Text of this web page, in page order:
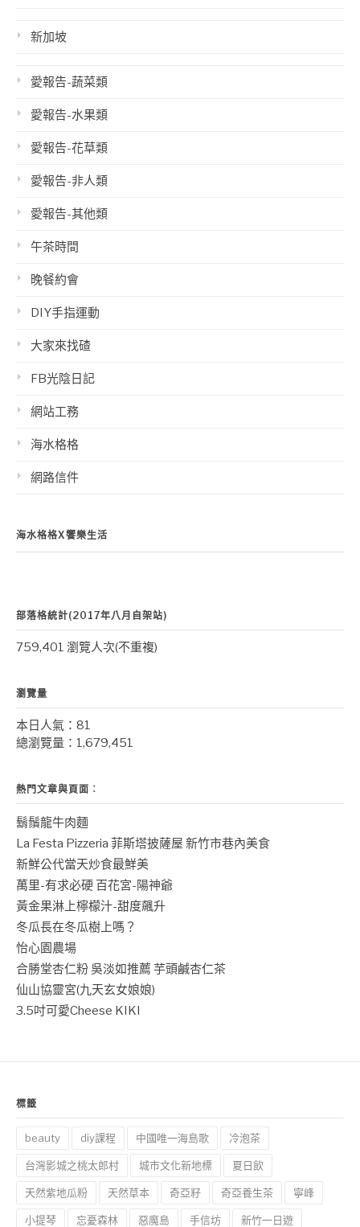
新加坡
愛報告-蔬菜類
愛報告-水果類
愛報告-花草類
愛報告-非人類
愛報告-其他類
午茶時間
晚餐約會
DIY手指運動
大家來找碴
FB光陰日記
網站工務
海水格格
網路信件
海水格格X饗樂生活
部落格統計(2017年八月自架站)
759,401 瀏覽人次(不重複)
瀏覽量
本日人氣：81
總瀏覽量：1,679,451
熱門文章與頁面︰
鬍鬚龍牛肉麵
La Festa Pizzeria 菲斯塔披薩屋 新竹市巷內美食
新鮮公代當天炒食最鮮美
萬里-有求必硬 百花宮-陽神爺
黃金果淋上檸檬汁-甜度飆升
冬瓜長在冬瓜樹上嗎？
怡心園農場
合勝堂杏仁粉 吳淡如推薦 芋頭鹹杏仁茶
仙山協靈宮(九天玄女娘娘)
3.5吋可愛Cheese KIKI
標籤
beauty diy課程 中國唯一海島歌 冷泡茶
台灣影城之桃太郎村 城市文化新地標 夏日飲
天然紫地瓜粉 天然草本 奇亞籽 奇亞養生茶 寧峰
小提琴 忘憂森林 惡魔島 手信坊 新竹一日遊